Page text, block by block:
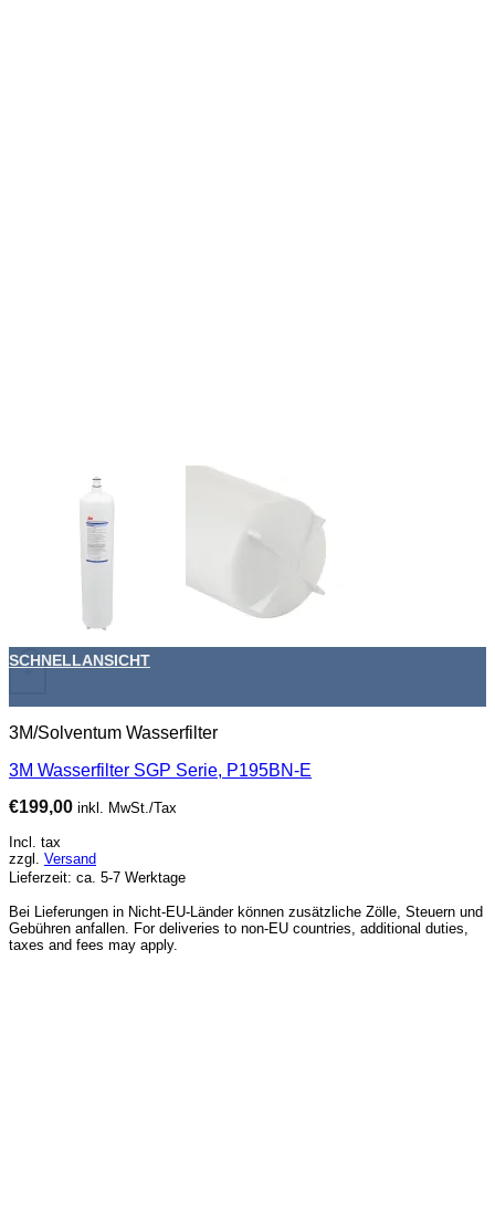
+
SCHNELLANSICHT
3M/Solventum Wasserfilter
3M Wasserfilter SGP Serie, P195BN-E
€199,00 inkl. MwSt./Tax
Incl. tax
zzgl. Versand
Lieferzeit: ca. 5-7 Werktage
Bei Lieferungen in Nicht-EU-Länder können zusätzliche Zölle, Steuern und
Gebühren anfallen. For deliveries to non-EU countries, additional duties,
taxes and fees may apply.